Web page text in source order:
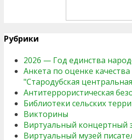
Рубрики
2026 — Год единства
Анкета по оценке
"Стародубская
Антитеррористическая
Библиотеки сельских
Викторины
Виртуальный концертный
Виртуальный музей